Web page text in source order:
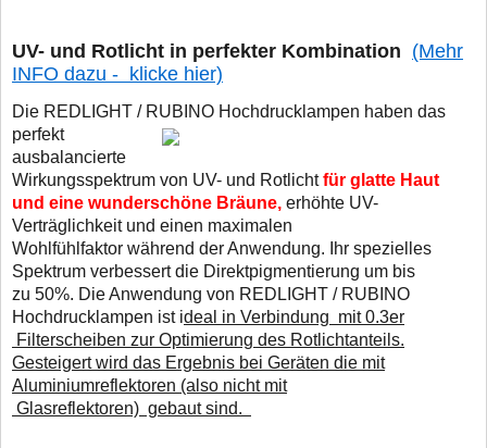
UV- und Rotlicht in perfekter Kombination (Mehr
INFO dazu - klicke hier)
Die REDLIGHT / RUBINO Hochdrucklampen haben das
perfekt
ausbalancierte
Wirkungsspektrum von UV- und Rotlichtfür glatte Haut
und eine wunderschöne Bräune, erhöhte UV-
Verträglichkeit und einen maximalen
Wohlfühlfaktor während der Anwendung. Ihr spezielles
Spektrum verbessert die Direktpigmentierung um bis
zu 50%. Die Anwendung von REDLIGHT / RUBINO
Hochdrucklampen ist ideal in Verbindung mit 0.3er
Filterscheiben zur Optimierung des Rotlichtanteils.
Gesteigert wird das Ergebnis bei Geräten die mit
Aluminiumreflektoren (also nicht mit
Glasreflektoren) gebaut sind.